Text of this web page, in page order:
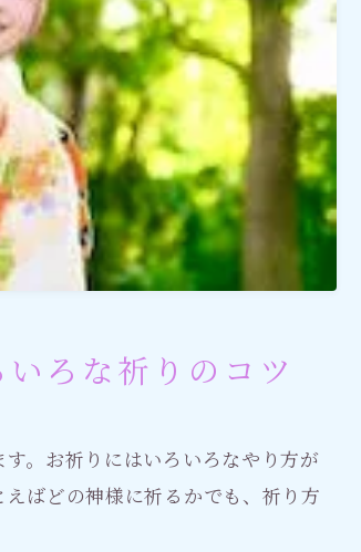
ろな祈りのコツ
。お祈りにはいろいろなやり方が
ばどの神様に祈るかでも、祈り方